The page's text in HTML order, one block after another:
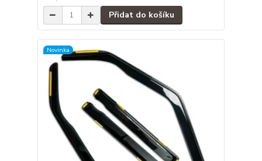
Přidat do košíku
Novinka